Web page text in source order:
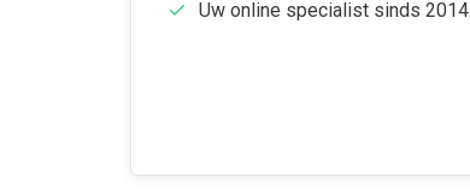
Uw online specialist sinds 2014